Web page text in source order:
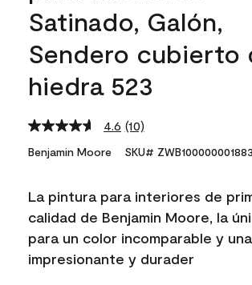
Satinado, Galón,
Sendero cubierto
hiedra 523
4.6 Read
10
Reviews.
link.
(10)
Benjamin Moore SKU#
La pintura para interiores de
calidad de Benjamin Moore, la
para un color incomparable y
impresionante y durader